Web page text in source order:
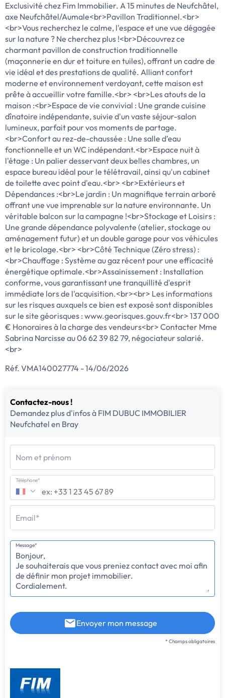
Exclusivité chez Fim Immobilier. A 15 minutes de Neufchâtel,
axe Neufchâtel/Aumale<br>Pavillon Traditionnel.<br>
<br>Vous recherchez le calme, l'espace et une vue dégagée
sur la nature ? Ne cherchez plus !<br>Découvrez ce
charmant pavillon de construction traditionnelle
(maçonnerie en dur et toiture en tuiles), offrant un cadre de
vie idéal et des prestations de qualité. Alliant confort
moderne et environnement verdoyant, cette maison est
prête à accueillir votre famille.<br> <br>Les atouts de la
maison :<br>Espace de vie convivial : Une grande cuisine
dînatoire indépendante, suivie d'un vaste séjour-salon
lumineux, parfait pour vos moments de partage.
<br>Confort au rez-de-chaussée : Une salle d’eau
fonctionnelle et un WC indépendant.<br>Espace nuit à
l'étage : Un palier desservant deux belles chambres, un
espace bureau idéal pour le télétravail, ainsi qu'un cabinet
de toilette avec point d'eau.<br> <br>Extérieurs et
Dépendances :<br>Le jardin : Un magnifique terrain arboré
offrant une vue imprenable sur la nature environnante. Un
véritable balcon sur la campagne !<br>Stockage et Loisirs :
Une grande dépendance polyvalente (atelier, stockage ou
aménagement futur) et un double garage pour vos véhicules
et le bricolage.<br> <br>Côté Technique (Zéro stress) :
<br>Chauffage : Système au gaz récent pour une efficacité
énergétique optimale.<br>Assainissement : Installation
conforme, vous garantissant une tranquillité d'esprit
immédiate lors de l'acquisition.<br><br> Les informations
sur les risques auxquels ce bien est exposé sont disponibles
sur le site géorisques : www.georisques.gouv.fr<br> 137 000
€ Honoraires à la charge des vendeurs<br> Contacter Mme
Sabrina Narcisse au 06 62 39 82 79, négociateur salarié.
<br>
Réf. VMA140027774 - 14/06/2026
Contactez-nous !
Demandez plus d'infos à FIM DUBUC IMMOBILIER
Neufchatel en Bray
Nom et prénom
Téléphone*
Email*
Message*
Envoyer mon message
* Champs obligatoires